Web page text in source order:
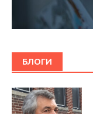
БЛОГИ